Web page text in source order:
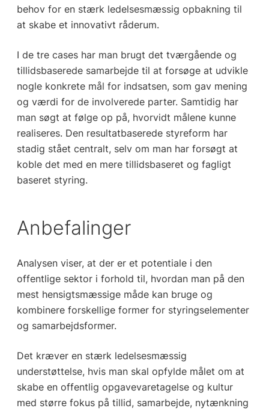
behov for en stærk ledelsesmæssig opbakning til
at skabe et innovativt råderum.
I de tre cases har man brugt det tværgående og
tillidsbaserede samarbejde til at forsøge at udvikle
nogle konkrete mål for indsatsen, som gav mening
og værdi for de involverede parter. Samtidig har
man søgt at følge op på, hvorvidt målene kunne
realiseres. Den resultatbaserede styreform har
stadig stået centralt, selv om man har forsøgt at
koble det med en mere tillidsbaseret og fagligt
baseret styring.
Anbefalinger
Analysen viser, at der er et potentiale i den
offentlige sektor i forhold til, hvordan man på den
mest hensigtsmæssige måde kan bruge og
kombinere forskellige former for styringselementer
og samarbejdsformer.
Det kræver en stærk ledelsesmæssig
understøttelse, hvis man skal opfylde målet om at
skabe en offentlig opgavevaretagelse og kultur
med større fokus på tillid, samarbejde, nytænkning